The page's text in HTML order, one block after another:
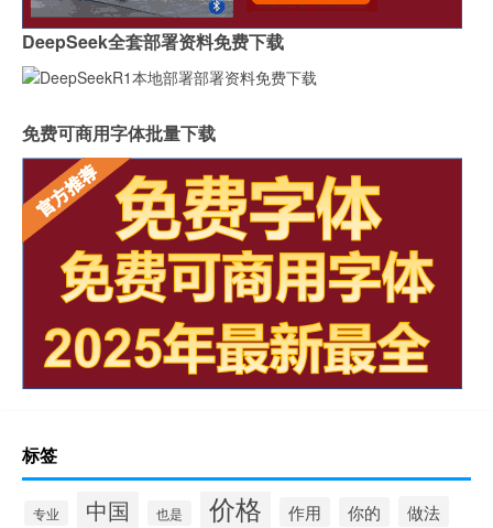
DeepSeek全套部署资料免费下载
免费可商用字体批量下载
标签
专业 中国 也是 价格 作用 你的 做法